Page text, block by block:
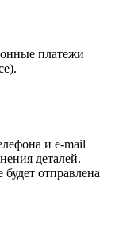
платежи
и e-mail
деталей.
отправлена